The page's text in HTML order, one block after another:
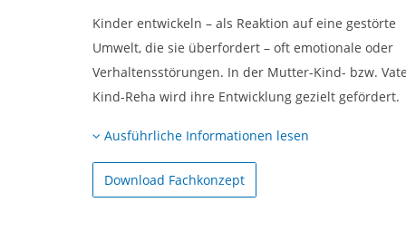
Kinder entwickeln – als Reaktion auf eine gestörte
Umwelt, die sie überfordert – oft emotionale oder
Verhaltensstörungen. In der Mutter-Kind- bzw.
Kind-Reha wird ihre Entwicklung gezielt gefördert.
Ausführliche Informationen lesen
Download Fachkonzept